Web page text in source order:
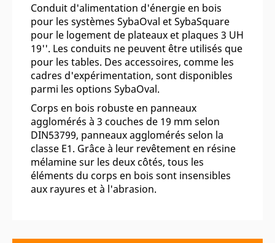
Conduit d'alimentation d'énergie en bois
pour les systèmes SybaOval et SybaSquare
pour le logement de plateaux et plaques 3 UH
19''. Les conduits ne peuvent être utilisés que
pour les tables. Des accessoires, comme les
cadres d'expérimentation, sont disponibles
parmi les options SybaOval.
Corps en bois robuste en panneaux
agglomérés à 3 couches de 19 mm selon
DIN53799, panneaux agglomérés selon la
classe E1. Grâce à leur revêtement en résine
mélamine sur les deux côtés, tous les
éléments du corps en bois sont insensibles
aux rayures et à l'abrasion.